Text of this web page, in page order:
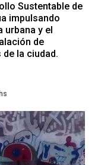
Sustentable de
impulsando
urbana y el
de
la ciudad.